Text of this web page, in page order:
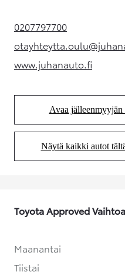
0207797700(Aukeaa uudessa
(Aukeaa
www.juhanauto.fi
(Aukeaa
Avaa
Näytä kaikki autot
Toyota Approved
Maanantai
Tiistai